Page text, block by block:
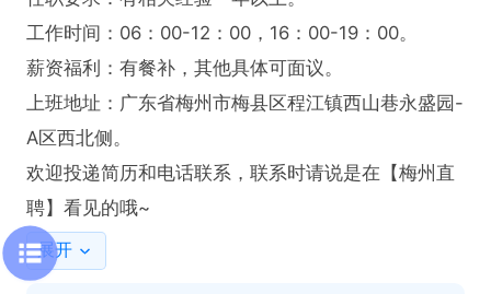
工作时间：06：00-12：00，16：00-19：00。
薪资福利：有餐补，其他具体可面议。
上班地址：广东省梅州市梅县区程江镇西山巷永盛园-
A区西北侧。
欢迎投递简历和电话联系，联系时请说是在【梅州直
聘】看见的哦~
展开